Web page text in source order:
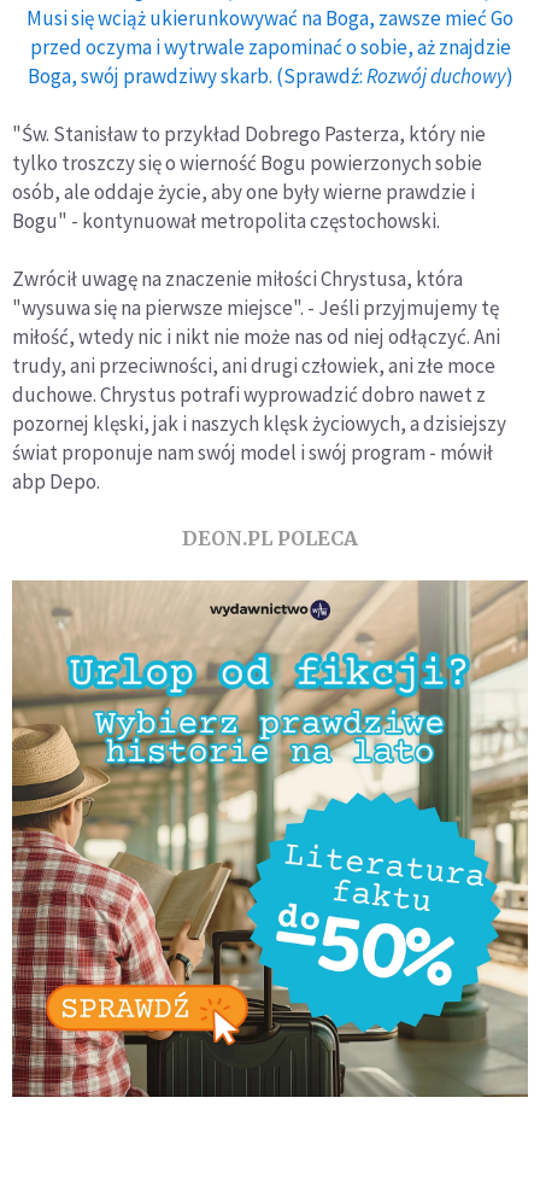
Musi się wciąż ukierunkowywać na Boga, zawsze mieć Go
przed oczyma i wytrwale zapominać o sobie, aż znajdzie
Boga, swój prawdziwy skarb. (Sprawdź:Rozwój duchowy)
"Św. Stanisław to przykład Dobrego Pasterza, który nie
tylko troszczy się o wierność Bogu powierzonych sobie
osób, ale oddaje życie, aby one były wierne prawdzie i
Bogu" - kontynuował metropolita częstochowski.
Zwrócił uwagę na znaczenie miłości Chrystusa, która
"wysuwa się na pierwsze miejsce". - Jeśli przyjmujemy tę
miłość, wtedy nic i nikt nie może nas od niej odłączyć. Ani
trudy, ani przeciwności, ani drugi człowiek, ani złe moce
duchowe. Chrystus potrafi wyprowadzić dobro nawet z
pozornej klęski, jak i naszych klęsk życiowych, a dzisiejszy
świat proponuje nam swój model i swój program - mówił
abp Depo.
DEON.PL POLECA